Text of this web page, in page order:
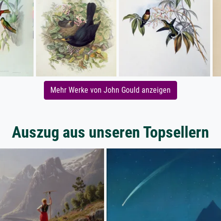
Mehr Werke von John Gould anzeigen
Auszug aus unseren Topsellern